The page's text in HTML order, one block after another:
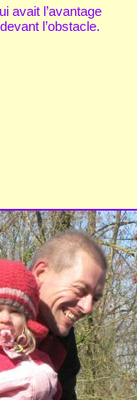
avait l’avantage
l’obstacle.